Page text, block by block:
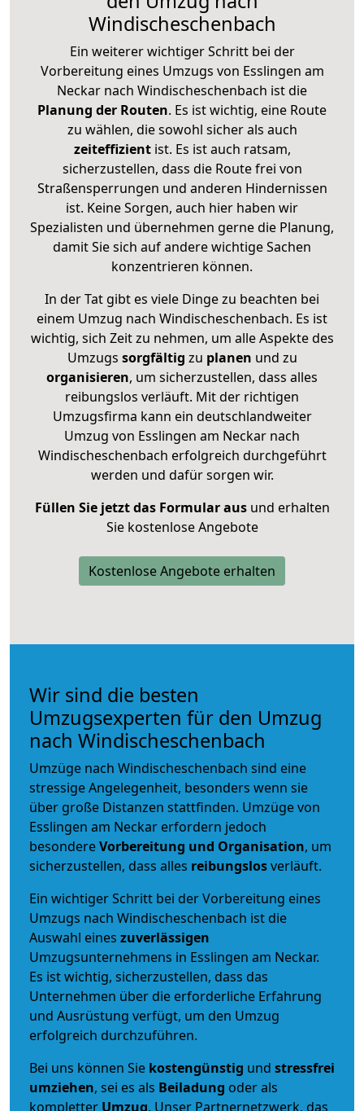
Windischeschenbach
Ein weiterer wichtiger Schritt bei der
Vorbereitung eines Umzugs von Esslingen am
Neckar nach Windischeschenbach ist die
Planung der Routen. Es ist wichtig, eine Route
zu wählen, die sowohl sicher als auch
zeiteffizientist. Es ist auch ratsam,
sicherzustellen, dass die Route frei von
Straßensperrungen und anderen Hindernissen
ist. Keine Sorgen, auch hier haben wir
Spezialisten und übernehmen gerne die Planung,
damit Sie sich auf andere wichtige Sachen
konzentrieren können.
In der Tat gibt es viele Dinge zu beachten bei
einem Umzug nach Windischeschenbach. Es ist
wichtig, sich Zeit zu nehmen, um alle Aspekte des
Umzugs sorgfältig zu planen und zu
organisieren, um sicherzustellen, dass alles
reibungslos verläuft. Mit der richtigen
Umzugsfirma kann ein deutschlandweiter
Umzug von Esslingen am Neckar nach
Windischeschenbach erfolgreich durchgeführt
werden und dafür sorgen wir.
Füllen Sie jetzt das Formular ausund erhalten
Sie kostenlose Angebote
Kostenlose Angebote erhalten
Wir sind die besten
Umzugsexperten für den Umzug
nach Windischeschenbach
Umzüge nach Windischeschenbach sind eine
stressige Angelegenheit, besonders wenn sie
über große Distanzen stattfinden. Umzüge von
Esslingen am Neckar erfordern jedoch
besondereVorbereitung und Organisation, um
sicherzustellen, dass alles reibungslosverläuft.
Ein wichtiger Schritt bei der Vorbereitung eines
Umzugs nach Windischeschenbach ist die
Auswahl eines zuverlässigen
Umzugsunternehmens in Esslingen am Neckar.
Es ist wichtig, sicherzustellen, dass das
Unternehmen über die erforderliche Erfahrung
und Ausrüstung verfügt, um den Umzug
erfolgreich durchzuführen.
Bei uns können Sie kostengünstig und stressfrei
umziehen, sei es als Beiladung oder als
kompletter Umzug. Unser Partnernetzwerk, das